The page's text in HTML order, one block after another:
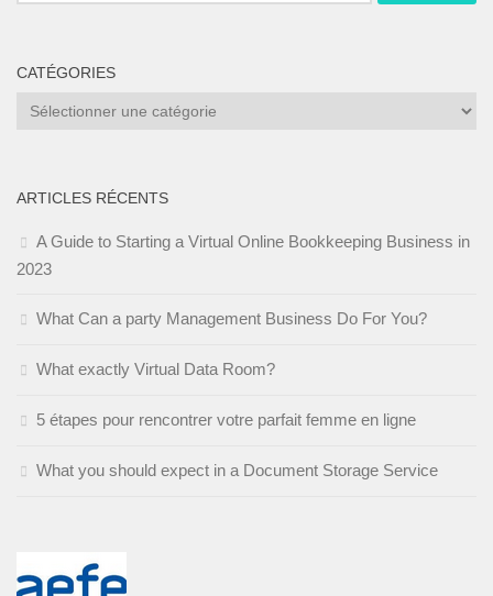
CATÉGORIES
Catégories
ARTICLES RÉCENTS
A Guide to Starting a Virtual Online Bookkeeping Business in
2023
What Can a party Management Business Do For You?
What exactly Virtual Data Room?
5 étapes pour rencontrer votre parfait femme en ligne
What you should expect in a Document Storage Service